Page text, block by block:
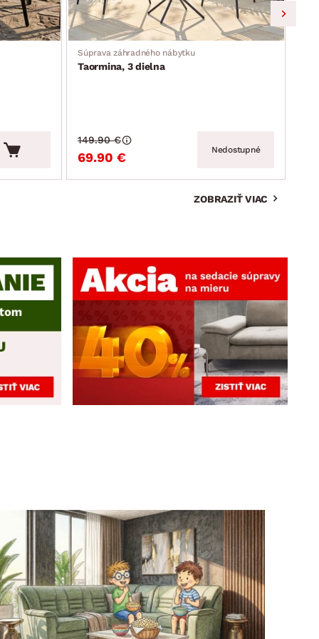
Súprava záhradného nábytku
Taormina, 3 dielna
69.90 €
149.90 €
Nedostupné
ZOBRAZIŤ VIAC